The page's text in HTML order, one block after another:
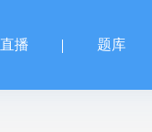
直播 题库